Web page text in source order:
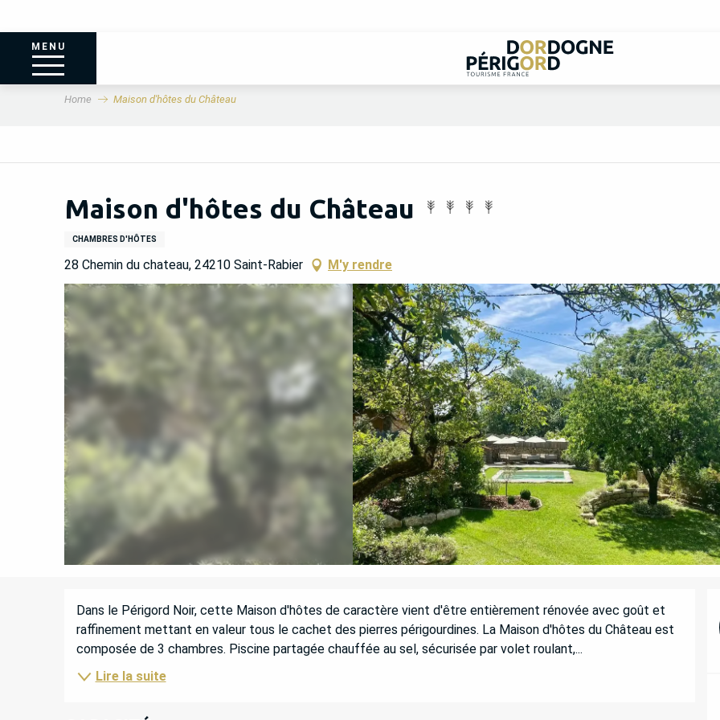
MENU
Home Maison d'hôtes du Château
Maison d'hôtes du Château
CHAMBRES D'HÔTES
28 Chemin du chateau, 24210 Saint-Rabier M'y rendre
DESCRIPTION
Dans le Périgord Noir, cette Maison d'hôtes de caractère vient d'être entièrement rénovée avec goût et
raffinement mettant en valeur tous le cachet des pierres périgourdines. La Maison d'hôtes du Château est
composée de 3 chambres. Piscine partagée chauffée au sel, sécurisée par volet roulant,...
Lire la suite